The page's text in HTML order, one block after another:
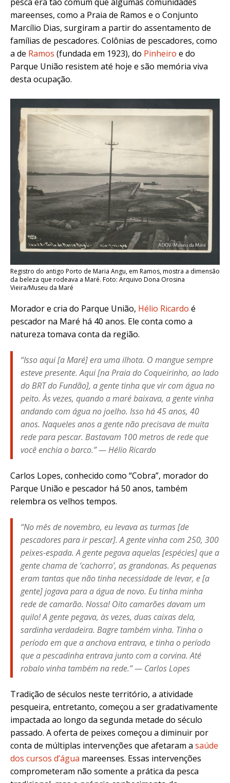
mareenses, como a Praia de Ramos e o Conjunto
Marcílio Dias, surgiram a partir do assentamento de
famílias de pescadores. Colônias de pescadores, como
a de Ramos (fundada em 1923), do Pinheiro e do
Parque União resistem até hoje e são memória viva
desta ocupação.
Registro do antigo Porto de Maria Angu, em Ramos, mostra a dimensão
da beleza que rodeava a Maré. Foto: Arquivo Dona Orosina
Vieira/Museu da Maré
Morador e cria do Parque União, Hélio Ricardo é
pescador na Maré há 40 anos. Ele conta como a
natureza tomava conta da região.
“Isso aqui [a Maré] era uma ilhota. O mangue sempre
esteve presente. Aqui [na Praia do Coqueirinho, ao lado
do BRT do Fundão], a gente tinha que vir com água no
peito. Às vezes, quando a maré baixava, a gente vinha
andando com água no joelho. Isso há 45 anos, 40
anos. Naqueles anos a gente não precisava de muita
rede para pescar. Bastavam 100 metros de rede que
você enchia o barco.”— Hélio Ricardo
Carlos Lopes, conhecido como “Cobra”, morador do
Parque União e pescador há 50 anos, também
relembra os velhos tempos.
“No mês de novembro, eu levava as turmas [de
pescadores para ir pescar]. A gente vinha com 250, 300
peixes-espada. A gente pegava aquelas [espécies] que a
gente chama de ‘cachorro’, as grandonas. As pequenas
eram tantas que não tinha necessidade de levar, e [a
gente] jogava para a água de novo. Eu tinha minha
rede de camarão. Nossa! Oito camarões davam um
quilo!A gente pegava, às vezes, duas caixas dela,
sardinha verdadeira. Bagre também vinha. Tinha o
período em que a anchova entrava, e tinha o período
que a pescadinha entrava junto com a corvina. Até
robalo vinha também na rede.” — Carlos Lopes
Tradição de séculos neste território, a atividade
pesqueira, entretanto, começou a ser gradativamente
impactada ao longo da segunda metade do século
passado. A oferta de peixes começou a diminuir por
conta de múltiplas intervenções que afetaram a saúde
dos cursos d’água mareenses. Essas intervenções
comprometeram não somente a prática da pesca